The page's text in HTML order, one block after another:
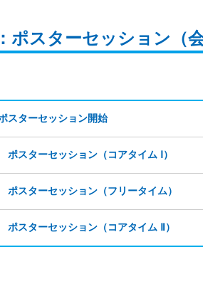
ポスターセッション（
スターセッション開始
ポスターセッション（コアタイム Ⅰ）
ポスターセッション（フリータイム）
ポスターセッション（コアタイム Ⅱ）